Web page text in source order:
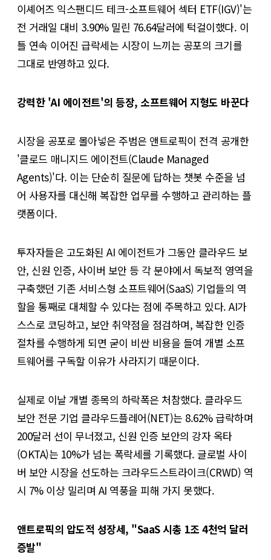
이셰어즈 익스팬디드 테크-소프트웨어 섹터 ETF(IGV)'는
전 거래일 대비 3.90% 밀린 76.64달러에 턱걸이했다. 이
틀 연속 이어진 급락세는 시장이 느끼는 공포의 크기를
그대로 반영하고 있다.
강력한 'AI 에이전트'의 등장, 소프트웨어 지형도 바꾼다
시장을 공포로 몰아넣은 주범은 앤트로픽이 전격 공개한
'클로드 매니지드 에이전트(Claude Managed
Agents)'다. 이는 단순히 질문에 답하는 챗봇 수준을 넘
어 사용자를 대신해 복잡한 업무를 수행하고 관리하는 플
랫폼이다.
투자자들은 고도화된 AI 에이전트가 그동안 클라우드 보
안, 신원 인증, 사이버 보안 등 각 분야에서 독보적 영역을
구축했던 기존 서비스형 소프트웨어(SaaS) 기업들의 역
할을 통째로 대체할 수 있다는 점에 주목하고 있다. AI가
스스로 코딩하고, 보안 취약점을 점검하며, 복잡한 인증
절차를 수행하게 되면 굳이 비싼 비용을 들여 개별 소프
트웨어를 구독할 이유가 사라지기 때문이다.
실제로 이날 개별 종목의 하락폭은 처참했다. 클라우드
보안 전문 기업 클라우드플레어(NET)는 8.62% 급락하며
200달러 선이 무너졌고, 신원 인증 보안의 강자 옥타
(OKTA)는 10%가 넘는 폭락세를 기록했다. 글로벌 사이
버 보안 시장을 선도하는 크라우드스트라이크(CRWD) 역
시 7% 이상 밀리며 AI 역풍을 피해 가지 못했다.
앤트로픽의 압도적 성장세, "SaaS 시총 1조 4천억 달러
증발"